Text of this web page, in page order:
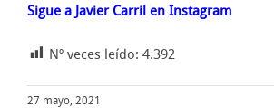
Sigue a Javier Carril en Instagram
Nº veces leído: 4.392
27 mayo, 2021